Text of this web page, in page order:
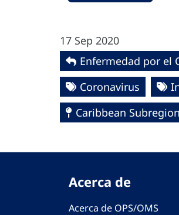
17 Sep 2020
Enfermedad por el
Coronavirus
Caribbean
Acerca de
Acerca de OPS/OMS